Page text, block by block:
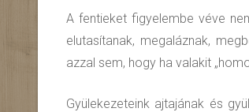
A fentieket figyelembe véve
elutasítanak, megaláznak,
azzal sem, hogy ha valakit
Gyülekezeteink ajtajának és